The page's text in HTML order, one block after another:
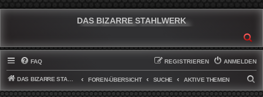
DAS BIZARRE STAHLWERK
FAQ ANMELDEN
REGISTRIEREN
DAS BIZARRE STAHLWERK FOREN-ÜBERSICHT SUCHE AKTIVE THEMEN
U